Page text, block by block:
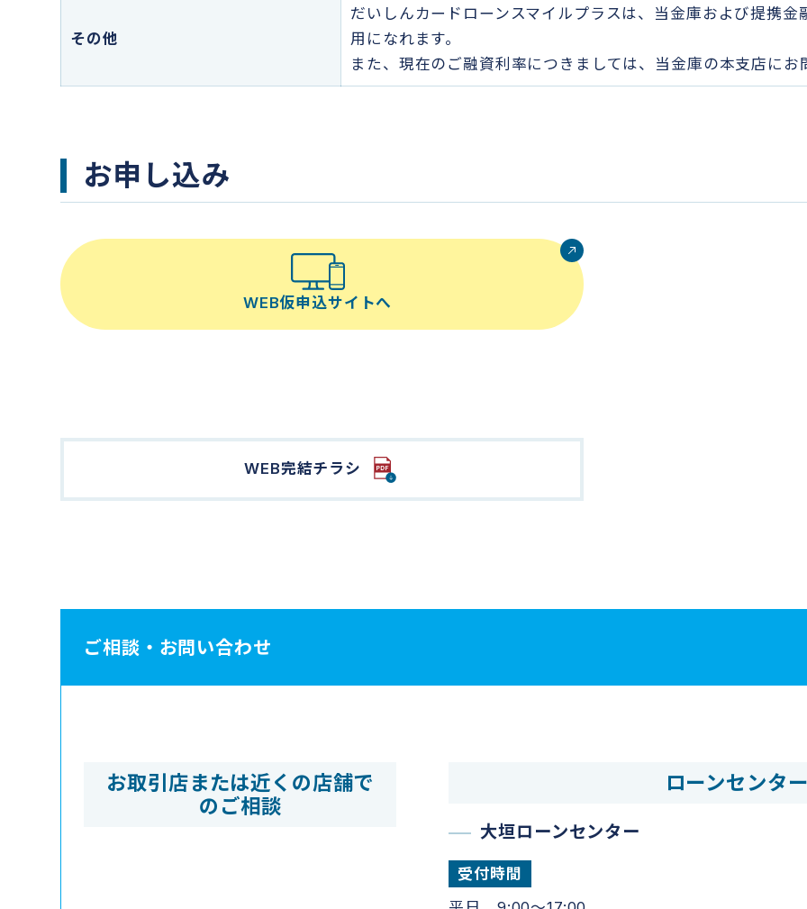
その他
だいしんカードローンスマイルプラスは、当金庫および提携
用になれます。
また、現在のご融資利率につきましては、当金庫の本支店にお
お申し込み
WEB仮申込サイトへ
WEB完結チラシ
ご相談・お問い合わせ
お取引店または近くの店舗で
のご相談
ローンセンタ
大垣ローンセンター
受付時間